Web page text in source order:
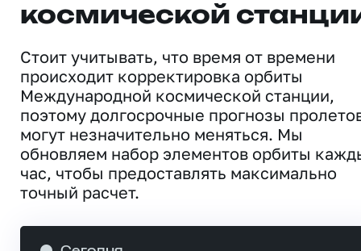
космической
Стоит учитывать, что время от времени
происходит корректировка орбиты
Международной космической станции,
поэтому долгосрочные прогнозы
могут незначительно меняться. Мы
обновляем набор элементов орбиты
час, чтобы предоставлять максимально
точный расчет.